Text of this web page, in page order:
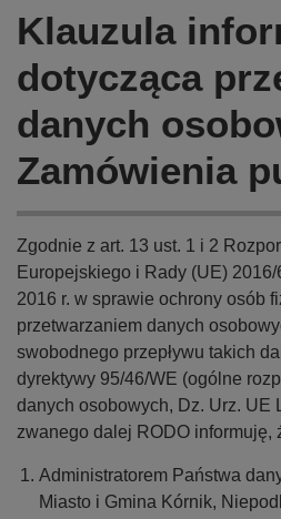
k
n
w
i
a
c
y
j
n
a
Klauzula
dotycząca
danych
Zamówienia
Zgodnie z art. 13 ust. 1 i 2
Europejskiego i Rady (UE)
2016 r. w sprawie ochrony osób
przetwarzaniem danych
swobodnego przepływu takich
dyrektywy 95/46/WE (ogólne
danych osobowych, Dz. Urz. UE
zwanego dalej RODO informuję,
Administratorem Państwa
Miasto i Gmina Kórnik,